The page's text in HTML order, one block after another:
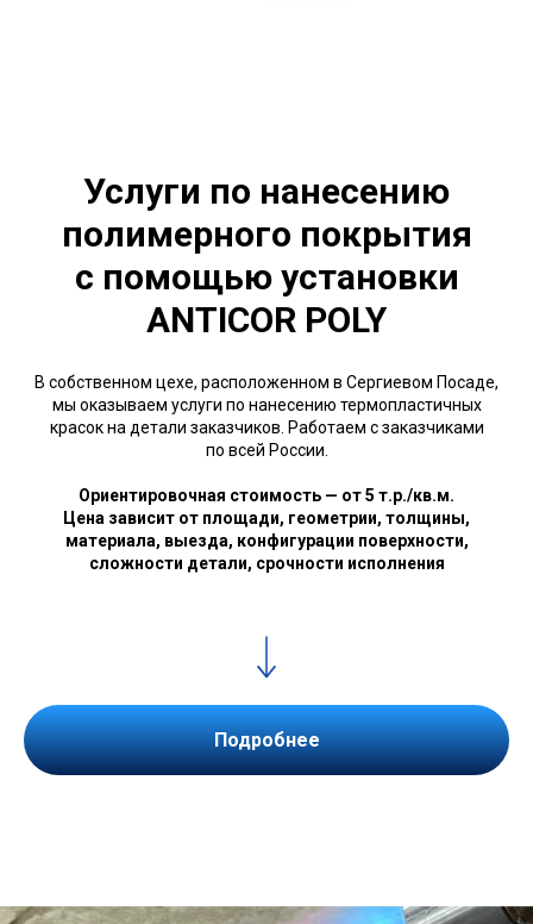
Услуги по нанесению
полимерного покрытия
с помощью установки
ANTICOR POLY
В собственном цехе, расположенном в Сергиевом Посаде,
мы оказываем услуги по нанесению термопластичных
красок на детали заказчиков. Работаем с заказчиками
по всей России.
Ориентировочная стоимость — от 5 т.р./кв.м.
Цена зависит от площади, геометрии, толщины,
материала, выезда, конфигурации поверхности,
сложности детали, срочности исполнения
Подробнее